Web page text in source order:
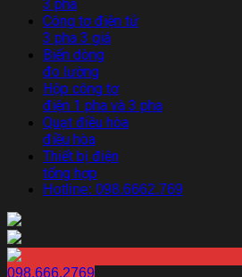
3 pha
Công tơ điện tử
3 pha 3 giá
Biến dòng
đo lường
Hộp công tơ
điện 1 pha và 3 pha
Quạt điều hòa
điều hòa
Thiết bị điện
tổng hợp
Hotline: 098.6662.769
098.666.2769